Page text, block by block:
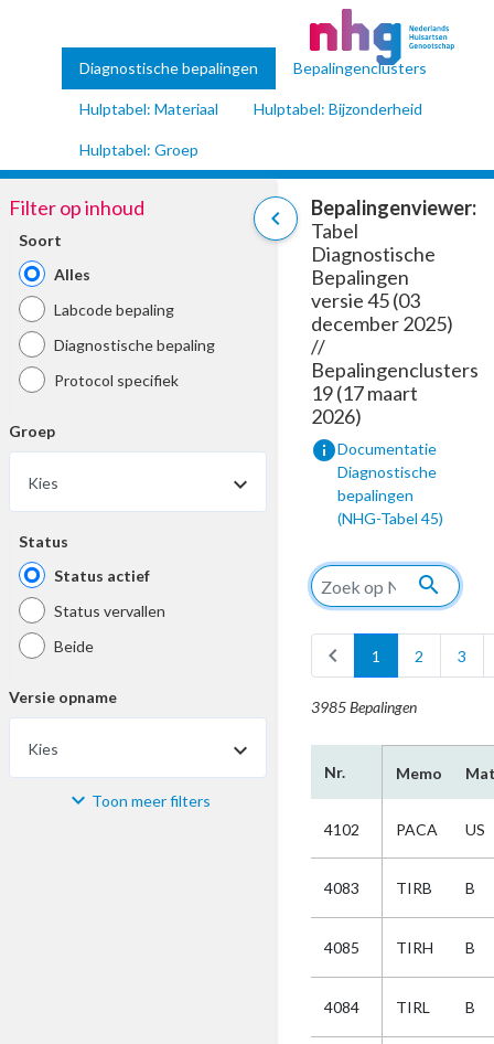
Diagnostische bepalingen Bepalingenclusters
Hulptabel: Materiaal Hulptabel: Bijzonderheid
Hulptabel: Groep
chevron_left
Filter op inhoud
Soort
Alles
Labcode bepaling
Diagnostische bepaling
Protocol specifiek
Groep
Kies
Status
Status actief
Status vervallen
Beide
Versie opname
Kies
Materiaal Toon meer filters
Bepalingenviewer:
Tabel
Diagnostische
Bepalingen
versie 45 (03
december 2025)
//
Bepalingenclusters
19 (17 maart
2026)
infoDocumentatie
Diagnostische
bepalingen
(NHG-Tabel 45)
search
chevron_left 1 2 3
3985 Bepalingen
Nr. Memo
4102 PACA US
4083 TIRB B
4085 TIRH B
4084 TIRL B